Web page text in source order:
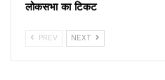
लोकसभा का टिकट
PREV NEXT